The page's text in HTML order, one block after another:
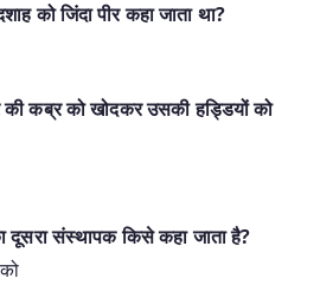
को जिंदा पीर कहा जाता था?
कब्र को खोदकर उसकी हड्डियों को
दूसरा संस्थापक किसे कहा जाता है?